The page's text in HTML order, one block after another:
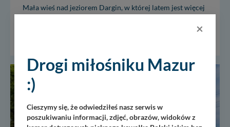
Mała wieś nad jeziorem Dargin, w której latem jest więcej
SWJM
×
Drogi miłośniku Mazur
:)
Cieszymy się, że odwiedziłeś nasz serwis w
poszukiwaniu informacji, zdjęć, obrazów, widoków z